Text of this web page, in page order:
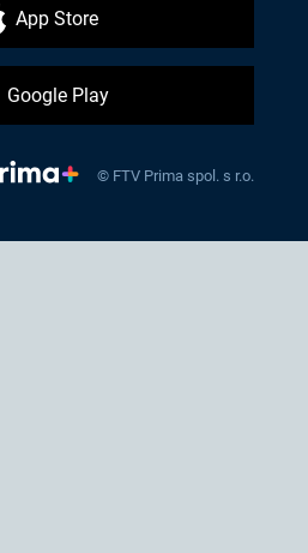
App Store
Google Play
© FTV Prima spol. s r.o.